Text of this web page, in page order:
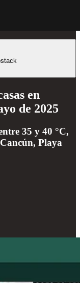
en
de 2025
35 y 40 °C,
Playa